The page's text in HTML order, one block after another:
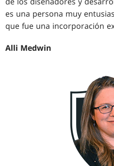
es una persona muy
que fue una incorporación
Alli Medwin